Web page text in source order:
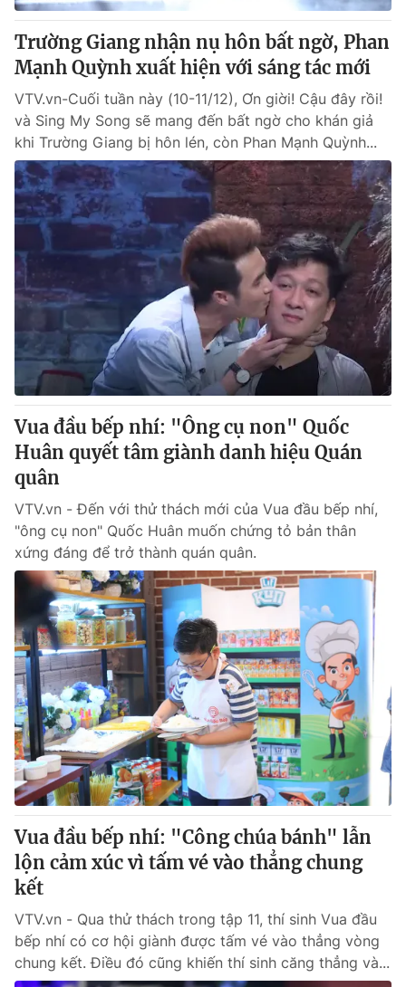
Trường Giang nhận nụ hôn bất ngờ, Phan
Mạnh Quỳnh xuất hiện với sáng tác mới
VTV.vn-Cuối tuần này (10-11/12), Ơn giời! Cậu đây rồi!
và Sing My Song sẽ mang đến bất ngờ cho khán giả
khi Trường Giang bị hôn lén, còn Phan Mạnh Quỳnh...
Vua đầu bếp nhí: "Ông cụ non" Quốc
Huân quyết tâm giành danh hiệu Quán
quân
VTV.vn - Đến với thử thách mới của Vua đầu bếp nhí,
"ông cụ non" Quốc Huân muốn chứng tỏ bản thân
xứng đáng để trở thành quán quân.
Vua đầu bếp nhí: "Công chúa bánh" lẫn
lộn cảm xúc vì tấm vé vào thẳng chung
kết
VTV.vn - Qua thử thách trong tập 11, thí sinh Vua đầu
bếp nhí có cơ hội giành được tấm vé vào thẳng vòng
chung kết. Điều đó cũng khiến thí sinh căng thẳng và...